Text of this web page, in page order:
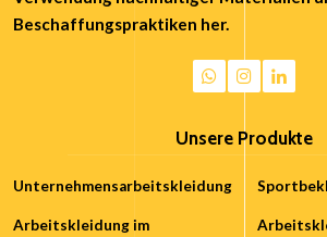
Beschaffungspraktiken her.
Unsere Produkte
Unternehmensarbeitskleidung
Arbeitskleidung im